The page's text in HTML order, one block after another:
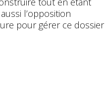
l’opposition
pour gérer ce dossier